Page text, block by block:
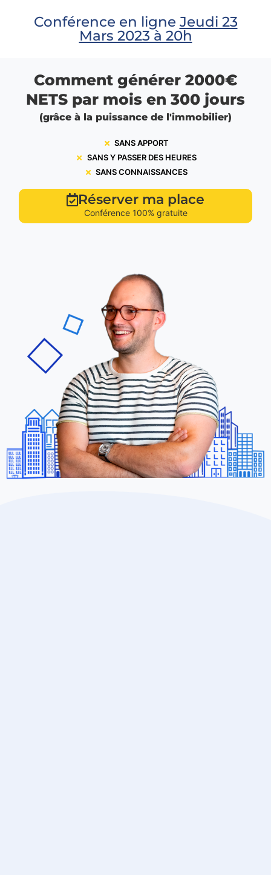
Conférence en ligne Jeudi 23
Mars 2023 à 20h
Comment générer 2000€
NETS par mois en 300 jours
(grâce à la puissance de l'immobilier)
SANS APPORT
SANS Y PASSER DES HEURES
SANS CONNAISSANCES
Réserver ma place
Conférence 100% gratuite